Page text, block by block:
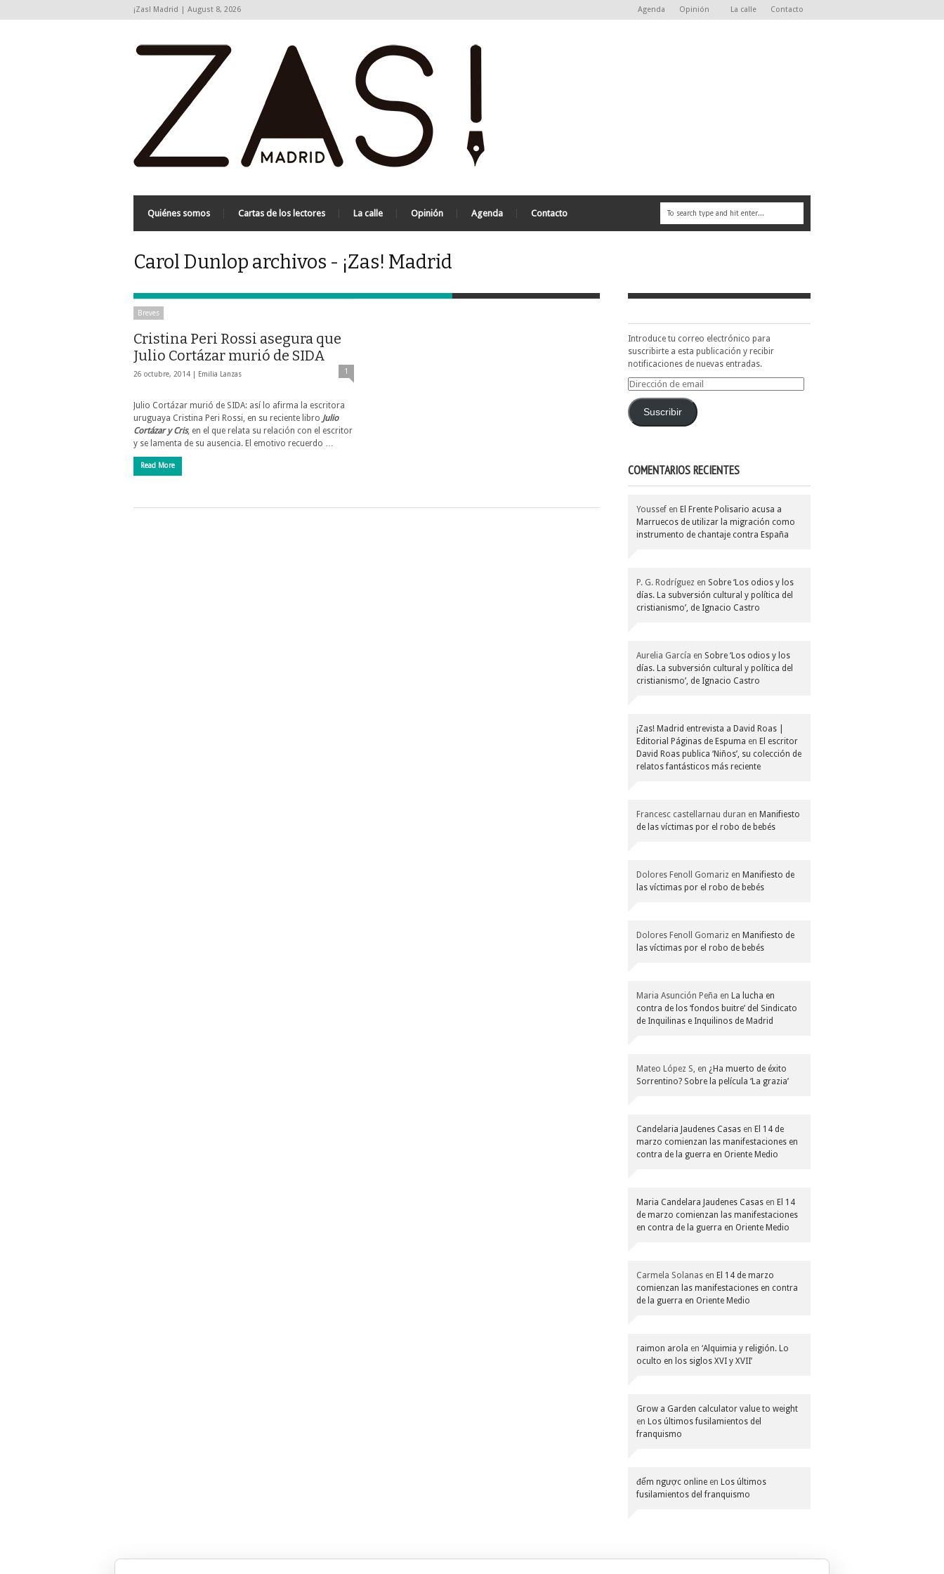
¡Zas! Madrid | August 8, 2026 Agenda Opinión La calle Contacto
Quiénes somos Cartas de los lectores La calle Opinión Agenda Contacto
Carol Dunlop archivos - ¡Zas! Madrid
Breves
Cristina Peri Rossi asegura que
Julio Cortázar murió de SIDA
26 octubre, 2014 | Emilia Lanzas 1
Julio Cortázar murió de SIDA: así lo afirma la escritora
uruguaya Cristina Peri Rossi, en su reciente libro Julio
Cortázar y Cris, en el que relata su relación con el escritor
y se lamenta de su ausencia. El emotivo recuerdo …
Read More
Introduce tu correo electrónico para
suscribirte a esta publicación y recibir
notificaciones de nuevas entradas.
Dirección
emailSuscribir
COMENTARIOS RECIENTES
Youssef en El Frente Polisario acusa a
Marruecos de utilizar la migración como
instrumento de chantaje contra España
P. G. Rodríguez en Sobre ‘Los odios y los
días. La subversión cultural y política del
cristianismo’, de Ignacio Castro
Aurelia García en Sobre ‘Los odios y los
días. La subversión cultural y política del
cristianismo’, de Ignacio Castro
¡Zas! Madrid entrevista a David Roas |
Editorial Páginas de Espuma en El escritor
David Roas publica ‘Niños’, su colección de
relatos fantásticos más reciente
Francesc castellarnau duran en Manifiesto
de las víctimas por el robo de bebés
Dolores Fenoll Gomariz en Manifiesto de
las víctimas por el robo de bebés
Dolores Fenoll Gomariz en Manifiesto de
las víctimas por el robo de bebés
Maria Asunción Peña en La lucha en
contra de los ‘fondos buitre’ del Sindicato
de Inquilinas e Inquilinos de Madrid
Mateo López S, en ¿Ha muerto de éxito
Sorrentino? Sobre la película ‘La grazia’
Candelaria Jaudenes Casas en El 14 de
marzo comienzan las manifestaciones en
contra de la guerra en Oriente Medio
Maria Candelara Jaudenes Casas en El 14
de marzo comienzan las manifestaciones
en contra de la guerra en Oriente Medio
Carmela Solanas en El 14 de marzo
comienzan las manifestaciones en contra
de la guerra en Oriente Medio
raimon arola en ‘Alquimia y religión. Lo
oculto en los siglos XVI y XVII’
Grow a Garden calculator value to weight
en Los últimos fusilamientos del
franquismo
đếm ngược online en Los últimos
fusilamientos del franquismo